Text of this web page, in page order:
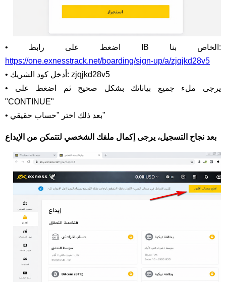
• اضغط على رابط IB الخاص بنا:
https://one.exnesstrack.net/boarding/sign-up/a/zjqjkd28v5
• أدخل كود الشريك: zjqjkd28v5
• يرجى ملء جميع بياناتك بشكل صحيح ثم اضغط على
"CONTINUE"
• بعد ذلك اختر "حساب حقيقي"
بعد نجاح التسجيل، يرجى إكمال ملفك الشخصي لتتمكن من الإيداع